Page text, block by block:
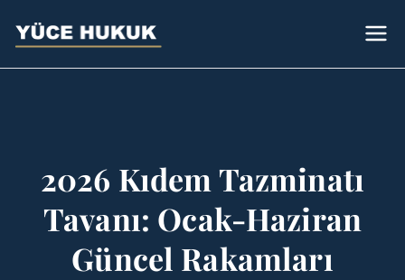
Avukat
Bursa Avukat - Yüce Hukuk Bürosu
2026 Kıdem Tazminatı
Tavanı: Ocak-Haziran
Güncel Rakamları